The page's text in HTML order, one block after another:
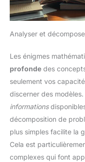
Analyser et
Les énigmes
profonde des
seulement vos
discerner des
informations
décomposition de
plus simples facilite la
Cela est
complexes qui font